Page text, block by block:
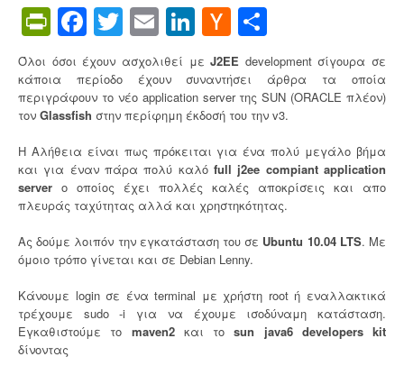
e
r
ρ
ο
PrintFriendly
Facebook
Twitter
EmailLinkedIn
Hacker
News
Όλοι όσοι έχουν ασχολιθεί μεJ2EE development σίγουρα σε
κάποια περίοδο έχουν συναντήσει άρθρα τα οποία
περιγράφουν το νέο application server της SUN (ORACLE πλέον)
τον Glassfish στην περίφημη έκδοσή του την v3.
Η Αλήθεια είναι πως πρόκειται για ένα πολύ μεγάλο βήμα
και για έναν πάρα πολύ καλόfull j2ee compiant application
server ο οποίος έχει πολλές καλές αποκρίσεις και απο
πλευράς ταχύτητας αλλά και χρηστηκότητας.
Ας δούμε λοιπόν την εγκατάσταση του σε Ubuntu 10.04 LTS. Με
όμοιο τρόπο γίνεται και σε Debian Lenny.
Κάνουμε login σε ένα terminal με χρήστη root ή εναλλακτικά
τρέχουμε sudo -i για να έχουμε ισοδύναμη κατάσταση.
Εγκαθιστούμε το maven2και τοsun java6 developers kit
δίνοντας